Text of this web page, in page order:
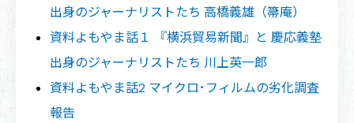
出身のジャーナリストたち 高橋義雄（箒庵）
資料よもやま話１ 『横浜貿易新聞』と 慶応義塾
出身のジャーナリストたち 川上英一郎
資料よもやま話2 マイクロ･フィルムの劣化調査
報告